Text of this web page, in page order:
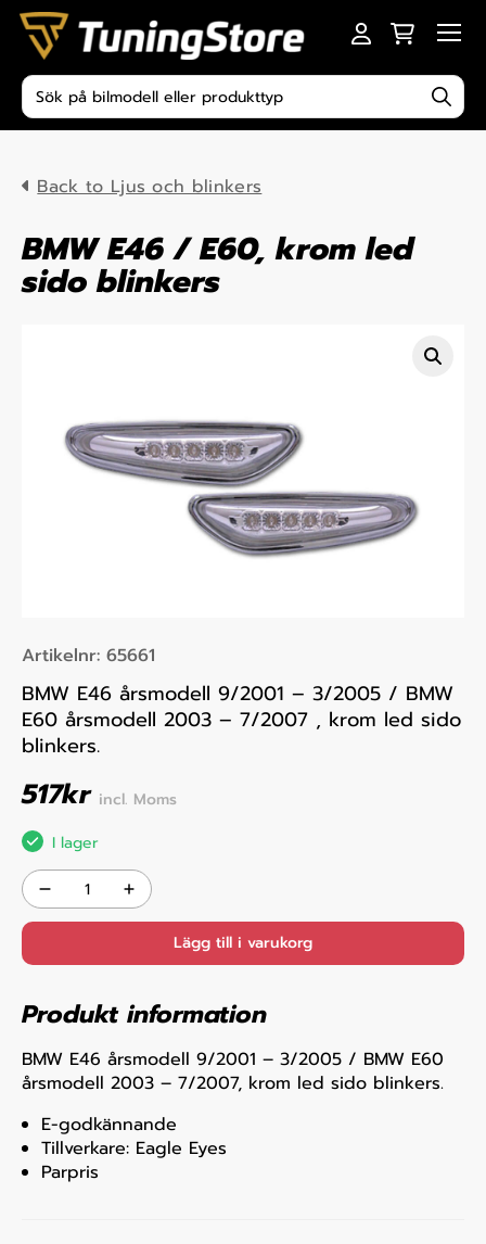
Skip to content
Produktsökning
Back to Ljus och blinkers
BMW E46 / E60, krom led
sido blinkers
Artikelnr: 65661
BMW E46 årsmodell 9/2001 – 3/2005 / BMW
E60 årsmodell 2003 – 7/2007 , krom led sido
blinkers.
517kr incl. Moms
I lager
Lägg till i varukorg
Produkt information
BMW E46 årsmodell 9/2001 – 3/2005 / BMW E60
årsmodell 2003 – 7/2007, krom led sido blinkers.
E-godkännande
Tillverkare: Eagle Eyes
Parpris